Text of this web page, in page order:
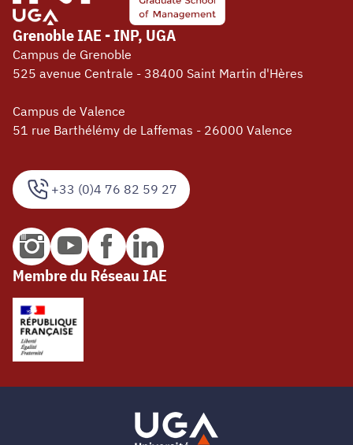
+33 (0)4 76 82 59 27
Grenoble IAE - INP, UGA
Campus de Grenoble
525 avenue Centrale - 38400 Saint Martin d'Hères
Campus de Valence
51 rue Barthélémy de Laffemas - 26000 Valence
Membre du Réseau IAE